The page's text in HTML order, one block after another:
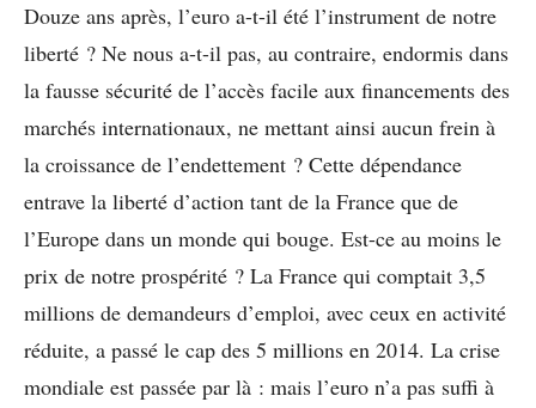
Douze ans après, l’euro a-t-il été l’instrument de notre
liberté ? Ne nous a-t-il pas, au contraire, endormis dans
la fausse sécurité de l’accès facile aux financements des
marchés internationaux, ne mettant ainsi aucun frein à
la croissance de l’endettement ? Cette dépendance
entrave la liberté d’action tant de la France que de
l’Europe dans un monde qui bouge. Est-ce au moins le
prix de notre prospérité ? La France qui comptait 3,5
millions de demandeurs d’emploi, avec ceux en activité
réduite, a passé le cap des 5 millions en 2014. La crise
mondiale est passée par là : mais l’euro n’a pas suffi à